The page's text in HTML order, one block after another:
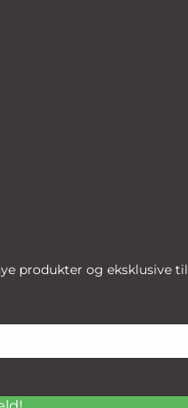
produkter og eksklusive